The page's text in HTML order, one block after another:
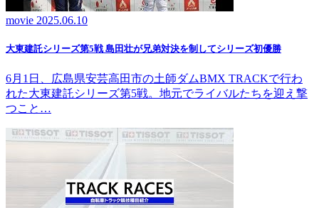
movie 2025.06.10
大東建託シリーズ第5戦 島田壮が兄弟対決を制してシリーズ初優勝
6月1日、広島県安芸高田市の土師ダムBMX TRACKで行わ
れた大東建託シリーズ第5戦。地元でライバルたちを迎え撃
つこと…